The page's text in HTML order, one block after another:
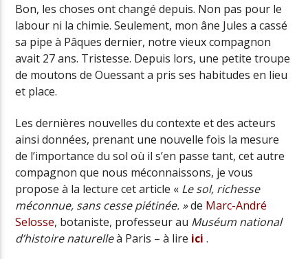
Bon, les choses ont changé depuis. Non pas pour le
labour ni la chimie. Seulement, mon âne Jules a cassé
sa pipe à Pâques dernier, notre vieux compagnon
avait 27 ans. Tristesse. Depuis lors, une petite troupe
de moutons de Ouessant a pris ses habitudes en lieu
et place.
Les dernières nouvelles du contexte et des acteurs
ainsi données, prenant une nouvelle fois la mesure
de l’importance du sol où il s’en passe tant, cet autre
compagnon que nous méconnaissons, je vous
propose à la lecture cet article « Le sol, richesse
méconnue, sans cesse piétinée. »de Marc-André
Selosse, botaniste, professeur au Muséum national
d’histoire naturelleà Paris – à lire ici.